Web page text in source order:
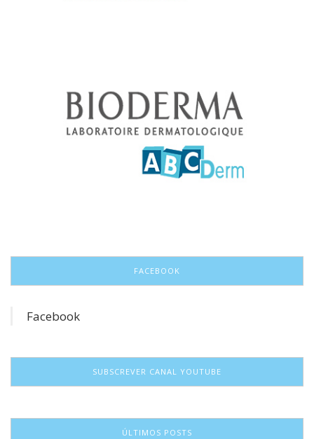
FACEBOOK
Facebook
SUBSCREVER CANAL YOUTUBE
ÚLTIMOS POSTS